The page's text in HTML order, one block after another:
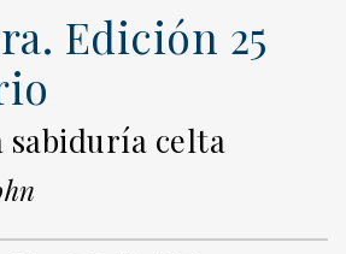
Edición 25
sabiduría celta